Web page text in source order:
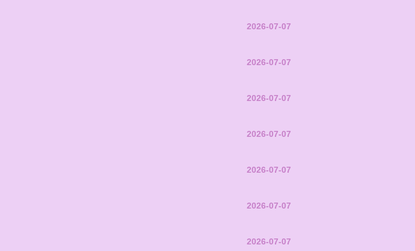
2026-07-07
2026-07-07
2026-07-07
2026-07-07
2026-07-07
2026-07-07
2026-07-07